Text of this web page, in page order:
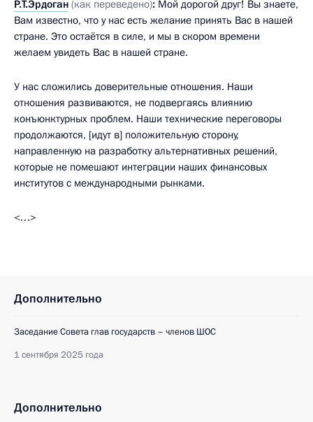
Р.Т.Эрдоган (как переведено): Мой дорогой друг! Вы знаете,
Вам известно, что у нас есть желание принять Вас в нашей
стране. Это остаётся в силе, и мы в скором времени
желаем увидеть Вас в нашей стране.
У нас сложились доверительные отношения. Наши
отношения развиваются, не подвергаясь влиянию
конъюнктурных проблем. Наши технические переговоры
продолжаются, [идут в] положительную сторону,
направленную на разработку альтернативных решений,
которые не помешают интеграции наших финансовых
институтов с международными рынками.
<…>
Дополнительно
Заседание Совета глав государств – членов ШОС
1 сентября 2025 года
Дополнительно